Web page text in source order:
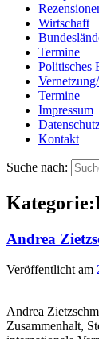
Wirtschaft
Termine
Politisches
Termine
Impressum
Kontakt
Suche nach:
Andrea
Veröffentlicht am
Andrea
Zusammenhalt,